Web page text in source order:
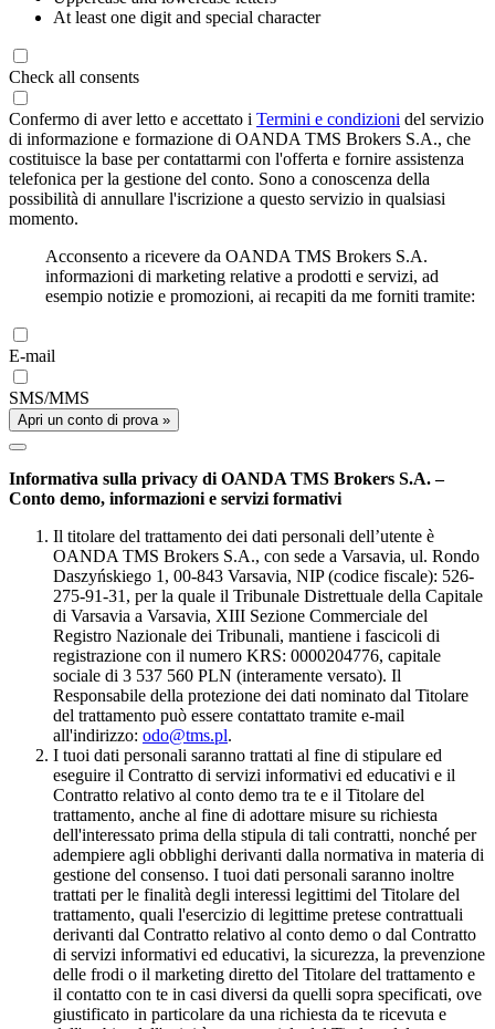
At least one digit and special character
Check all consents
Confermo di aver letto e accettato i Termini e condizioni del servizio
di informazione e formazione di OANDA TMS Brokers S.A., che
costituisce la base per contattarmi con l'offerta e fornire assistenza
telefonica per la gestione del conto. Sono a conoscenza della
possibilità di annullare l'iscrizione a questo servizio in qualsiasi
momento.
Acconsento a ricevere da OANDA TMS Brokers S.A.
informazioni di marketing relative a prodotti e servizi, ad
esempio notizie e promozioni, ai recapiti da me forniti tramite:
E-mail
SMS/MMS
Apri un conto di prova »
Informativa sulla privacy di OANDA TMS Brokers S.A. –
Conto demo, informazioni e servizi formativi
Il titolare del trattamento dei dati personali dell’utente è
OANDA TMS Brokers S.A., con sede a Varsavia, ul. Rondo
Daszyńskiego 1, 00-843 Varsavia, NIP (codice fiscale): 526-
275-91-31, per la quale il Tribunale Distrettuale della Capitale
di Varsavia a Varsavia, XIII Sezione Commerciale del
Registro Nazionale dei Tribunali, mantiene i fascicoli di
registrazione con il numero KRS: 0000204776, capitale
sociale di 3 537 560 PLN (interamente versato). Il
Responsabile della protezione dei dati nominato dal Titolare
del trattamento può essere contattato tramite e-mail
all'indirizzo: odo@tms.pl.
I tuoi dati personali saranno trattati al fine di stipulare ed
eseguire il Contratto di servizi informativi ed educativi e il
Contratto relativo al conto demo tra te e il Titolare del
trattamento, anche al fine di adottare misure su richiesta
dell'interessato prima della stipula di tali contratti, nonché per
adempiere agli obblighi derivanti dalla normativa in materia di
gestione del consenso. I tuoi dati personali saranno inoltre
trattati per le finalità degli interessi legittimi del Titolare del
trattamento, quali l'esercizio di legittime pretese contrattuali
derivanti dal Contratto relativo al conto demo o dal Contratto
di servizi informativi ed educativi, la sicurezza, la prevenzione
delle frodi o il marketing diretto del Titolare del trattamento e
il contatto con te in casi diversi da quelli sopra specificati, ove
giustificato in particolare da una richiesta da te ricevuta e